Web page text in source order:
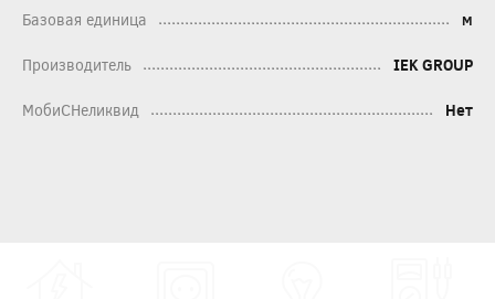
Базовая единица м
Производитель IEK GROUP
МобиСНеликвид Нет